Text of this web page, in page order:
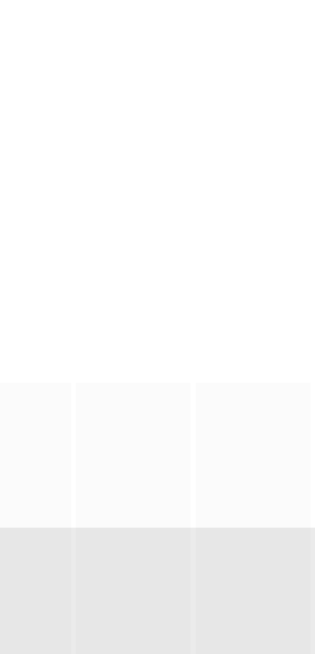
她什么也没
斯州的旅程，寻求紧急医疗救助。一路上，她既遭
，组建乐队追求自己的音乐梦想，并走出了困住他的亲情
过创建爱心助
变他的命运的是谁？什么才是生命价值的真谛？面对
痪等原因已无恢复可能的四肢——的治疗方法，而一步步